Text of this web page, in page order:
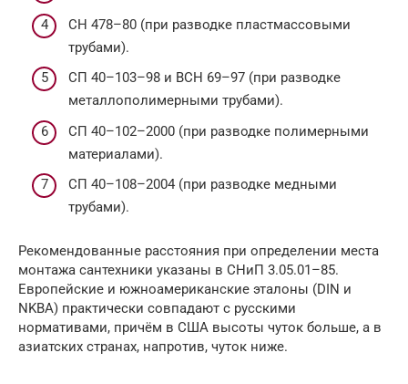
СН 478–80 (при разводке пластмассовыми
трубами).
СП 40–103–98 и ВСН 69–97 (при разводке
металлополимерными трубами).
СП 40–102–2000 (при разводке полимерными
материалами).
СП 40–108–2004 (при разводке медными
трубами).
Рекомендованные расстояния при определении места
монтажа сантехники указаны в СНиП 3.05.01–85.
Европейские и южноамериканские эталоны (DIN и
NKBA) практически совпадают с русскими
нормативами, причём в США высоты чуток больше, а в
азиатских странах, напротив, чуток ниже.